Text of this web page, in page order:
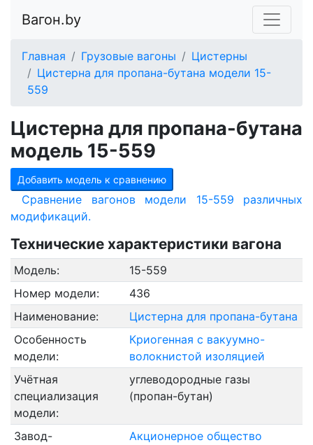
Вагон.by
Главная Грузовые вагоны
Цистерны
Цистерна для пропана-бутана модели 15-
559
Цистерна для пропана-бутана
модель 15-559
Добавить модель к сравнению
Сравнение вагонов модели 15-559 различных
модификаций.
Технические характеристики вагона
Модель:
15-559
Номер модели:
436
Наименование:
Цистерна для пропана-бутана
Особенность
модели:
Криогенная с вакуумно-
волокнистой изоляцией
Учётная
специализация
модели:
углеводородные газы
(пропан-бутан)
Завод-
Акционерное общество